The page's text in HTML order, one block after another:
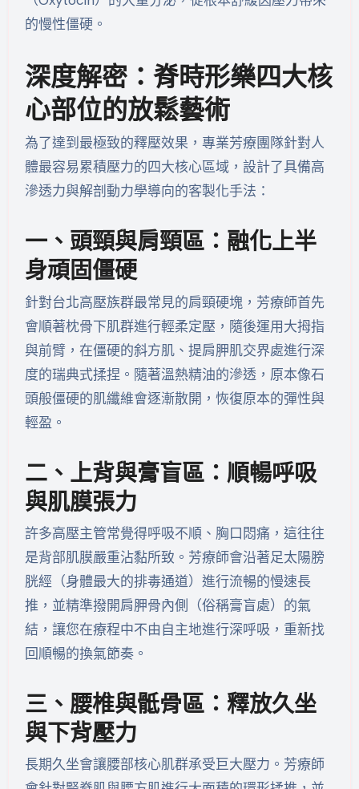
的慢性僵硬。
深度解密：脊時形樂四大核
心部位的放鬆藝術
為了達到最極致的釋壓效果，專業芳療團隊針對人
體最容易累積壓力的四大核心區域，設計了具備高
滲透力與解剖動力學導向的客製化手法：
一、頭頸與肩頸區：融化上半
身頑固僵硬
針對台北高壓族群最常見的肩頸硬塊，芳療師首先
會順著枕骨下肌群進行輕柔定壓，隨後運用大拇指
與前臂，在僵硬的斜方肌、提肩胛肌交界處進行深
度的瑞典式揉捏。隨著溫熱精油的滲透，原本像石
頭般僵硬的肌纖維會逐漸散開，恢復原本的彈性與
輕盈。
二、上背與膏盲區：順暢呼吸
與肌膜張力
許多高壓主管常覺得呼吸不順、胸口悶痛，這往往
是背部肌膜嚴重沾黏所致。芳療師會沿著足太陽膀
胱經（身體最大的排毒通道）進行流暢的慢速長
推，並精準撥開肩胛骨內側（俗稱膏盲處）的氣
結，讓您在療程中不由自主地進行深呼吸，重新找
回順暢的換氣節奏。
三、腰椎與骶骨區：釋放久坐
與下背壓力
長期久坐會讓腰部核心肌群承受巨大壓力。芳療師